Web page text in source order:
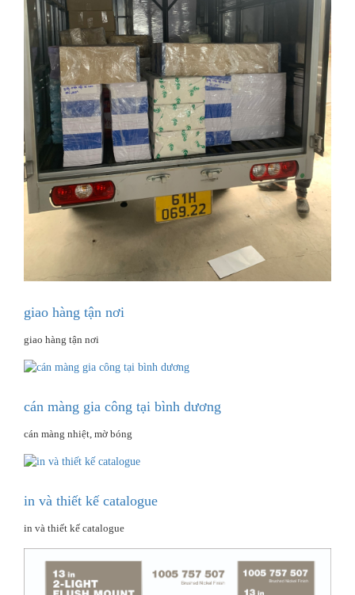
giao hàng tận nơi
giao hàng tận nơi
cán màng gia công tại bình dương
cán màng nhiệt, mờ bóng
in và thiết kế catalogue
in và thiết kế catalogue